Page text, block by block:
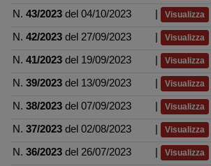
N. 43/2023 del 04/10/2023 Visualizza
N. 42/2023 del 27/09/2023 Visualizza
N. 41/2023 del 19/09/2023 Visualizza
N. 39/2023 del 13/09/2023 Visualizza
N. 38/2023 del 07/09/2023 Visualizza
N. 37/2023 del 02/08/2023 Visualizza
N. 36/2023 del 26/07/2023 Visualizza